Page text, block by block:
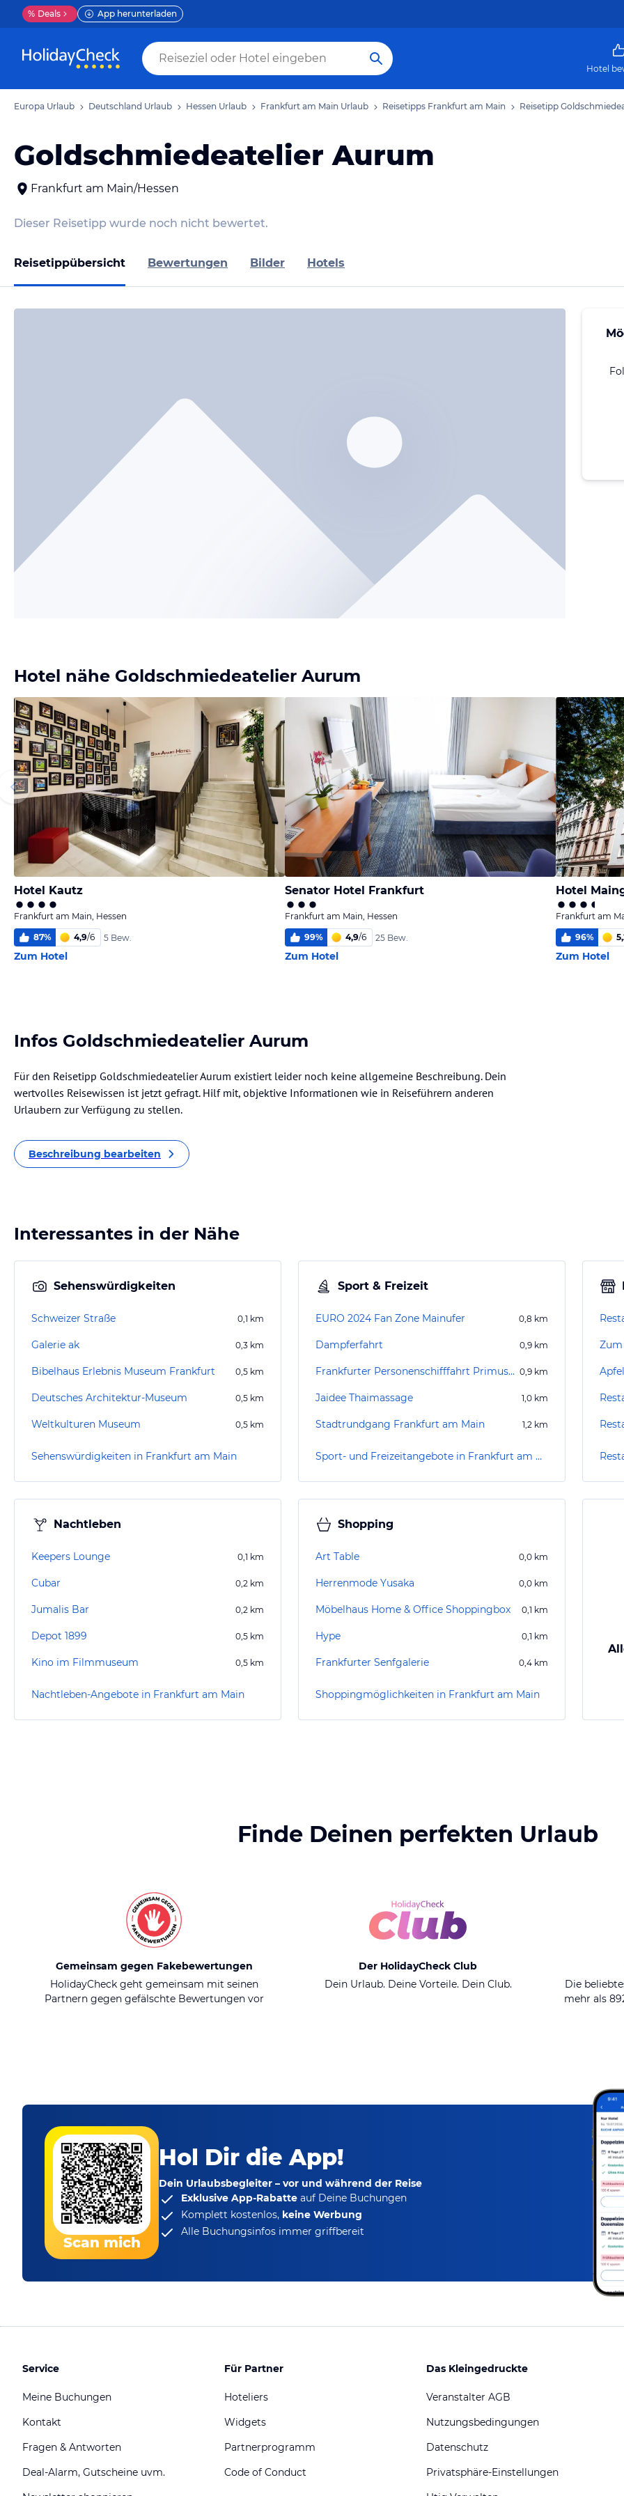
% Deals App herunterladen
Hotel
Europa Urlaub Deutschland Urlaub Hessen Urlaub Frankfurt am Main Urlaub Reisetipps Frankfurt am Main Reisetipp
Goldschmiedeatelier Aurum
Frankfurt am Main/Hessen
Dieser Reisetipp wurde noch nicht bewertet.
Reisetippübersicht Bewertungen Bilder Hotels
Hotel nähe Goldschmiedeatelier Aurum
Hotel Kautz
Frankfurt am Main, Hessen
87% 4,9/6 5 Bew.
Zum Hotel
Senator Hotel Frankfurt
Frankfurt am Main, Hessen
99% 4,9/6 25 Bew.
Zum Hotel
Hotel
Frankfurt am
96%
Zum Hotel
Infos Goldschmiedeatelier Aurum
Für den Reisetipp Goldschmiedeatelier Aurum existiert leider noch keine allgemeine Beschreibung. Dein
wertvolles Reisewissen ist jetzt gefragt. Hilf mit, objektive Informationen wie in Reiseführern anderen
Urlaubern zur Verfügung zu stellen.
Beschreibung bearbeiten
Interessantes in der Nähe
Sehenswürdigkeiten
Schweizer Straße 0,1 km
Galerie ak 0,3 km
Bibelhaus Erlebnis Museum Frankfurt 0,5 km
Deutsches Architektur-Museum 0,5 km
Weltkulturen Museum 0,5 km
Sehenswürdigkeiten in Frankfurt am Main
Sport & Freizeit
EURO 2024 Fan Zone Mainufer 0,8 km
Dampferfahrt 0,9 km
Frankfurter Personenschifffahrt Primus-Linie 0,9 km
Jaidee Thaimassage 1,0 km
Stadtrundgang Frankfurt am Main 1,2 km
Sport- und Freizeitangebote in Frankfurt am Main
Zum
Nachtleben
Keepers Lounge 0,1 km
Cubar 0,2 km
Jumalis Bar 0,2 km
Depot 1899 0,5 km
Kino im Filmmuseum 0,5 km
Nachtleben-Angebote in Frankfurt am Main
Shopping
Art Table 0,0 km
Herrenmode Yusaka 0,0 km
Möbelhaus Home & Office Shoppingbox 0,1 km
Hype 0,1 km
Frankfurter Senfgalerie 0,4 km
Shoppingmöglichkeiten in Frankfurt am Main
Finde Deinen perfekten Urlaub
Gemeinsam gegen Fakebewertungen
HolidayCheck geht gemeinsam mit seinen
Partnern gegen gefälschte Bewertungen vor
Der HolidayCheck Club
Dein Urlaub. Deine Vorteile. Dein Club.
Die
mehr als
Scan mich
Hol Dir die App!
Dein Urlaubsbegleiter – vor und während der Reise
Exklusive App-Rabatte auf Deine Buchungen
Komplett kostenlos, keine Werbung
Alle Buchungsinfos immer griffbereit
Service
Meine Buchungen
Kontakt
Fragen & Antworten
Deal-Alarm, Gutscheine uvm.
Für Partner
Hoteliers
Widgets
Partnerprogramm
Code of Conduct
Das Kleingedruckte
Veranstalter AGB
Nutzungsbedingungen
Datenschutz
Privatsphäre-Einstellungen